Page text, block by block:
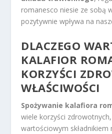
romanesco niesie ze sobą
pozytywnie wpływa na
DLACZEGO
KALAFIOR
KORZYŚCI
WŁAŚCIWOŚCI
Spożywanie kalafiora
wiele korzyści
wartościowym